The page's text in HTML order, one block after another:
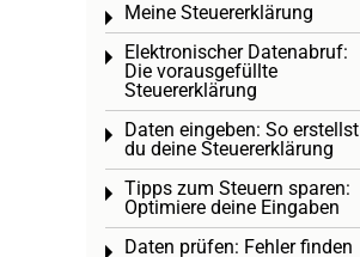
Meine Steuererklärung
Toggle menu
Elektronischer Datenabruf:
Die vorausgefüllte
Steuererklärung
Toggle menu
Daten eingeben: So erstellst
du deine Steuererklärung
Toggle menu
Tipps zum Steuern sparen:
Optimiere deine Eingaben
Toggle menu
Daten prüfen: Fehler finden